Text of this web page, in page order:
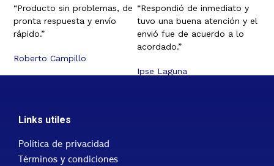
“Producto sin problemas, de
pronta respuesta y envío
rápido.”
Roberto Campillo
“Respondió de inmediato y
tuvo una buena atención y el
envió fue de acuerdo a lo
acordado.”
Ipse Laguna
Links utiles
Política de privacidad
Términos y condiciones